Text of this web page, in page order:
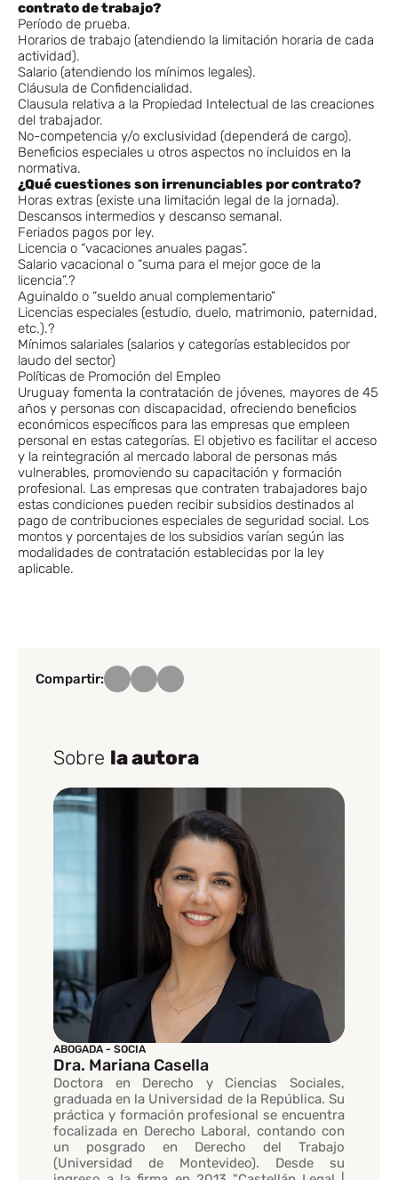
contrato de trabajo?
Período de prueba.
Horarios de trabajo (atendiendo la limitación horaria de cada
actividad).
Salario (atendiendo los mínimos legales).
Cláusula de Confidencialidad.
Clausula relativa a la Propiedad Intelectual de las creaciones
del trabajador.
No-competencia y/o exclusividad (dependerá de cargo).
Beneficios especiales u otros aspectos no incluidos en la
normativa.
¿Qué cuestiones son irrenunciables por contrato?
Horas extras (existe una limitación legal de la jornada).
Descansos intermedios y descanso semanal.
Feriados pagos por ley.
Licencia o “vacaciones anuales pagas”.
Salario vacacional o “suma para el mejor goce de la
licencia”.?
Aguinaldo o “sueldo anual complementario”
Licencias especiales (estudio, duelo, matrimonio, paternidad,
etc.).?
Mínimos salariales (salarios y categorías establecidos por
laudo del sector)
Políticas de Promoción del Empleo
Uruguay fomenta la contratación de jóvenes, mayores de 45
años y personas con discapacidad, ofreciendo beneficios
económicos específicos para las empresas que empleen
personal en estas categorías. El objetivo es facilitar el acceso
y la reintegración al mercado laboral de personas más
vulnerables, promoviendo su capacitación y formación
profesional. Las empresas que contraten trabajadores bajo
estas condiciones pueden recibir subsidios destinados al
pago de contribuciones especiales de seguridad social. Los
montos y porcentajes de los subsidios varían según las
modalidades de contratación establecidas por la ley
aplicable.
Compartir:
Sobre la autora
ABOGADA - SOCIA
Dra. Mariana Casella
Doctora en Derecho y Ciencias Sociales,
graduada en la Universidad de la República. Su
práctica y formación profesional se encuentra
focalizada en Derecho Laboral, contando con
un posgrado en Derecho del Trabajo
(Universidad de Montevideo). Desde su